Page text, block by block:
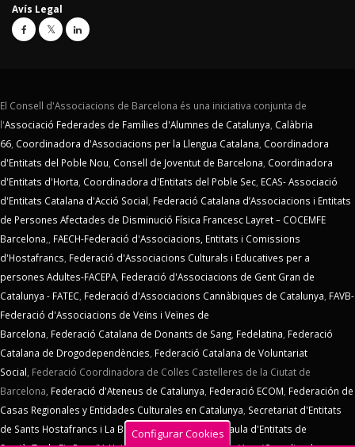
Avís Legal
El Consell d'Associacions de Barcelona és una iniciativa conjunta de
l'Associació Federades de Famílies d'Alumnes de Catalunya Calàbria
66 Coordinadora d'Associacions per la Llengua Catalana Coordinadora
d'Entitats del Poble Nou Consell de Joventut de Barcelona Coordinadora
d'Entitats d'Horta Coordinadora d'Entitats del Poble Sec ECAS- Associació
d'Entitats Catalana d'Acció Social Federació Catalana d’Associacions i Entitats
de Persones Afectades de Disminució Física Francesc Layret – COCEMFE
Barcelona
FAECH-Federació d'Associacions, Entitats i Comissions
d'Hostafrancs Federació d'Associacions Culturals i Educatives per a
persones Adultes-FACEPA Federació d'Associacions de Gent Gran de
Catalunya - FATEC Federació d'Associacions Cannàbiques de Catalunya FAVB-
Federació d'Associacions de Veïns i Veïnes de
Barcelona Federació Catalana de Donants de Sang Fedelatina Federació
Catalana de Drogodependències Federació Catalana de Voluntariat
Social Federació Coordinadora de Colles Castelleres de la Ciutat de
Barcelona, Federació d'Ateneus de Catalunya Federació ECOM Federación de
Casas Regionales y Entidades Culturales en Catalunya Secretariat d'Entitats
de Sants Hostafrancs i La Bordeta, SOS Racisme
Taula d'Entitats de
Configurar Cookies